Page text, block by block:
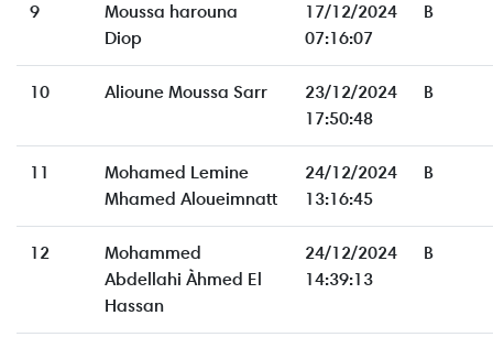
9
Moussa harouna
Diop
17/12/2024
07:16:07
B
10 Alioune Moussa Sarr
23/12/2024
17:50:48
B
11
Mohamed Lemine
Mhamed Aloueimnatt
24/12/2024
13:16:45
B
12
Mohammed
Abdellahi Àhmed El
Hassan
24/12/2024
14:39:13
B